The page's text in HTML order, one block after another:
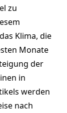
zu
Klima, die
Monate
der
in
werden
nach